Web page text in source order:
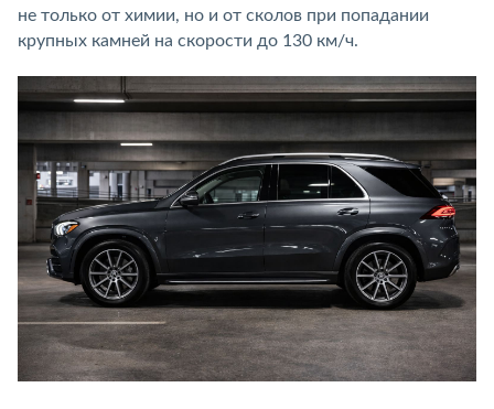
не только от химии, но и от сколов при попадании
крупных камней на скорости до 130 км/ч.